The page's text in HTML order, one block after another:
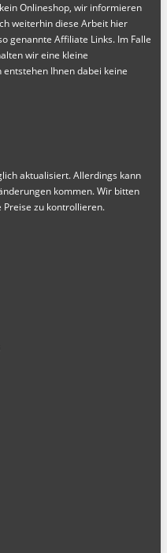
Onlineshop, wir informieren
weiterhin diese Arbeit hier
genannte Affiliate Links. Im Falle
wir eine kleine
Ihnen dabei keine
aktualisiert. Allerdings kann
kommen. Wir bitten
zu kontrollieren.